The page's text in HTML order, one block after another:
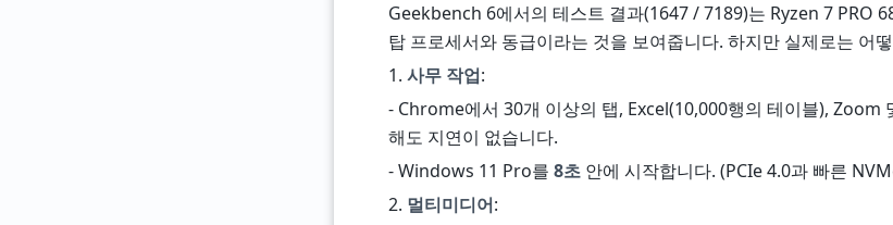
Geekbench 6에서의 테스트 결과(1647 / 7189)는 Ryzen 7 PRO
탑 프로세서와 동급이라는 것을 보여줍니다. 하지만 실제로는 어
1. 사무 작업:
- Chrome에서 30개 이상의 탭, Excel(10,000행의 테이블), Zoom
해도 지연이 없습니다.
- Windows 11 Pro를 8초 안에 시작합니다. (PCIe 4.0과 빠른
2. 멀티미디어: